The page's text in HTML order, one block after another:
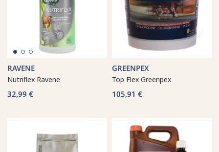
RAVENE
Nutriflex Ravene
32,99 €
GREENPEX
Top Flex Greenpex
105,91 €